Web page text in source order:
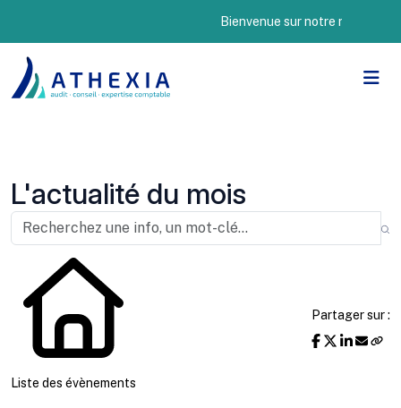
Bienvenue sur notre nouveau site
L'actualité du mois
Liste des évènements
Partager sur :